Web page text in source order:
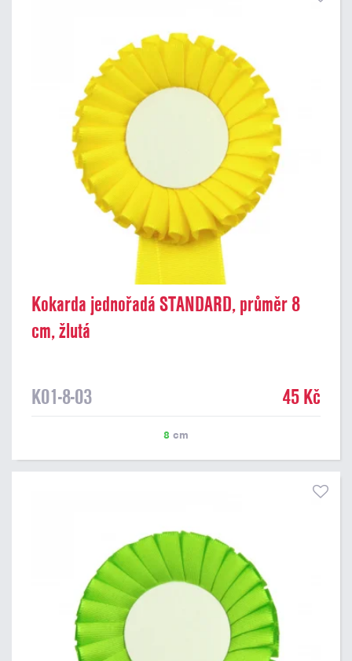
Kokarda jednořadá STANDARD, průměr 8
cm, žlutá
K01-8-03 45 Kč
8 cm